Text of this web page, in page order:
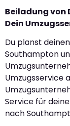
Beiladung von
Dein
Du planst
Southampton
Umzugsservice
Service für
nach